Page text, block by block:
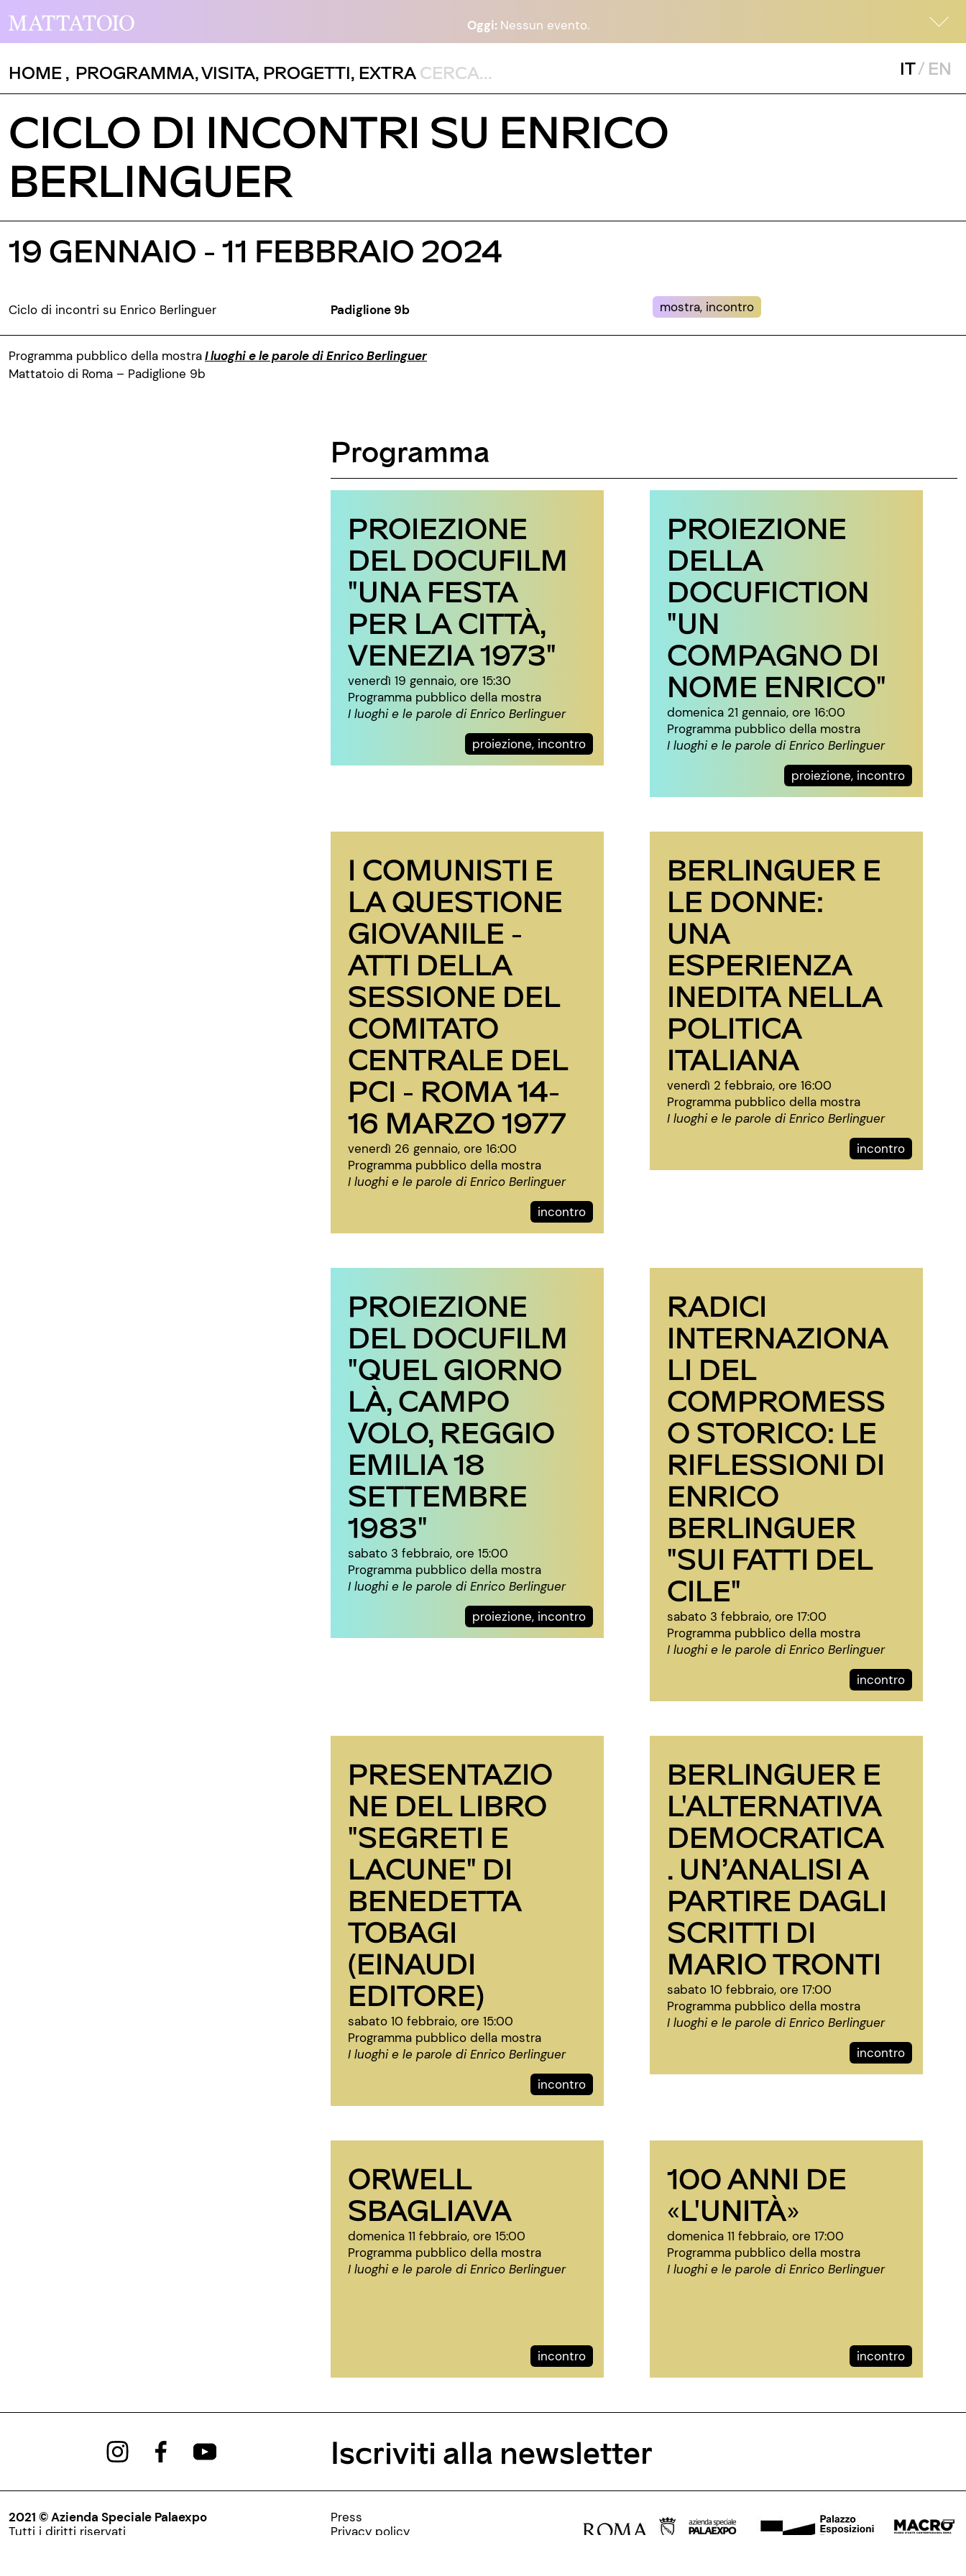
Oggi: Nessun evento.
HOME , PROGRAMMA,VISITA, PROGETTI, EXTRA IT/ EN
CICLO DI INCONTRI SU ENRICO
BERLINGUER
19 GENNAIO - 11 FEBBRAIO 2024
Ciclo di incontri su Enrico Berlinguer Padiglione 9b mostra, incontro
Programma pubblico della mostraI luoghi e le parole di Enrico Berlinguer
Mattatoio di Roma – Padiglione 9b
Programma
PROIEZIONE
DEL DOCUFILM
"UNA FESTA
PER LA CITTÀ,
VENEZIA 1973"
venerdì 19 gennaio, ore 15:30
Programma pubblico della mostra
I luoghi e le parole di Enrico Berlinguer
proiezione, incontro
PROIEZIONE
DELLA
DOCUFICTION
"UN
COMPAGNO DI
NOME ENRICO"
domenica 21 gennaio, ore 16:00
Programma pubblico della mostra
I luoghi e le parole di Enrico Berlinguer
proiezione, incontro
I COMUNISTI E
LA QUESTIONE
GIOVANILE -
ATTI DELLA
SESSIONE DEL
COMITATO
CENTRALE DEL
PCI - ROMA 14-
16 MARZO 1977
venerdì 26 gennaio, ore 16:00
Programma pubblico della mostra
I luoghi e le parole di Enrico Berlinguer
incontro
BERLINGUER E
LE DONNE:
UNA
ESPERIENZA
INEDITA NELLA
POLITICA
ITALIANA
venerdì 2 febbraio, ore 16:00
Programma pubblico della mostra
I luoghi e le parole di Enrico Berlinguer
incontro
PROIEZIONE
DEL DOCUFILM
"QUEL GIORNO
LÀ, CAMPO
VOLO, REGGIO
EMILIA 18
SETTEMBRE
1983"
sabato 3 febbraio, ore 15:00
Programma pubblico della mostra
I luoghi e le parole di Enrico Berlinguer
proiezione, incontro
RADICI
INTERNAZIONA
LI DEL
COMPROMESS
O STORICO: LE
RIFLESSIONI DI
ENRICO
BERLINGUER
"SUI FATTI DEL
CILE"
sabato 3 febbraio, ore 17:00
Programma pubblico della mostra
I luoghi e le parole di Enrico Berlinguer
incontro
PRESENTAZIO
NE DEL LIBRO
"SEGRETI E
LACUNE" DI
BENEDETTA
TOBAGI
(EINAUDI
EDITORE)
sabato 10 febbraio, ore 15:00
Programma pubblico della mostra
I luoghi e le parole di Enrico Berlinguer
incontro
BERLINGUER E
L'ALTERNATIVA
DEMOCRATICA
. UN’ANALISI A
PARTIRE DAGLI
SCRITTI DI
MARIO TRONTI
sabato 10 febbraio, ore 17:00
Programma pubblico della mostra
I luoghi e le parole di Enrico Berlinguer
incontro
ORWELL
SBAGLIAVA
domenica 11 febbraio, ore 15:00
Programma pubblico della mostra
I luoghi e le parole di Enrico Berlinguer
incontro
100 ANNI DE
«L'UNITÀ»
domenica 11 febbraio, ore 17:00
Programma pubblico della mostra
I luoghi e le parole di Enrico Berlinguer
incontro
Iscriviti alla newsletter
2021 © Azienda Speciale Palaexpo
Tutti i diritti riservati
Press
Privacy policy